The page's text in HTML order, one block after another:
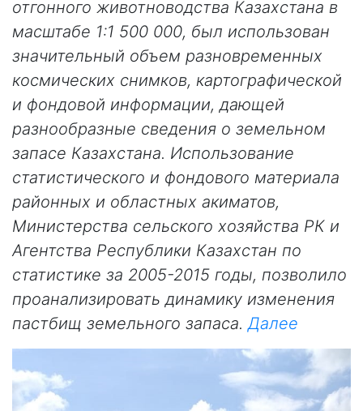
отгонного животноводства Казахстана в
масштабе 1:1 500 000, был использован
значительный объем разновременных
космических снимков, картографической
и фондовой информации, дающей
разнообразные сведения о земельном
запасе Казахстана. Использование
статистического и фондового материала
районных и областных акиматов,
Министерства сельского хозяйства РК и
Агентства Республики Казахстан по
статистике за 2005-2015 годы, позволило
проанализировать динамику изменения
пастбищ земельного запаса.Далее